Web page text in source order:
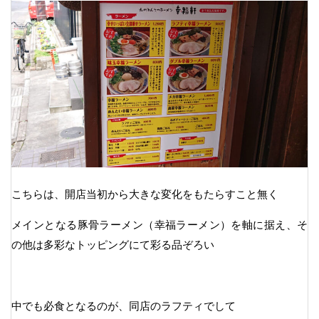
こちらは、開店当初から大きな変化をもたらすこと無く
メインとなる豚骨ラーメン（幸福ラーメン）を軸に据え、そ
の他は多彩なトッピングにて彩る品ぞろい
中でも必食となるのが、同店のラフティでして